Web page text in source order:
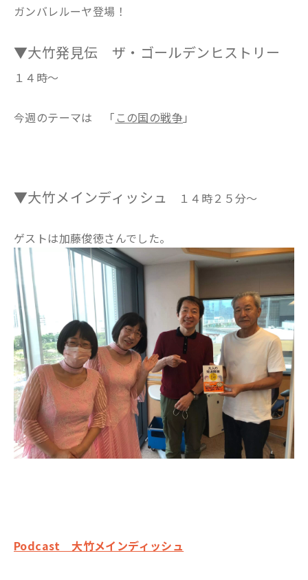
ガンバレルーヤ登場！
▼大竹発見伝 ザ・ゴールデンヒストリー
１４時～
今週のテーマは 「 この国の戦争 」
▼大竹メインディッシュ １４時２５分～
ゲストは加藤俊徳さんでした。
Podcast 大竹メインディッシュ